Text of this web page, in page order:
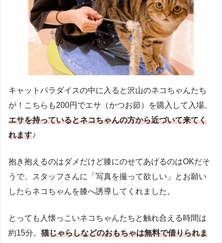
キャットパラダイスの中に入ると沢山のネコちゃんたち
が！こちらも200円でエサ（かつお節）を購入して入場。
エサを持っているとネコちゃんの方から近づいて来てく
れます♪
抱き抱えるのはダメだけど膝にのせてあげるのはOKだそ
うで、スタッフさんに「写真を撮って欲しい」とお願い
したらネコちゃんを膝へ誘導してくれました。
とっても人懐っこいネコちゃんたちと触れ合える時間は
約15分。 猫じゃらしなどのおもちゃは無料で借りられま